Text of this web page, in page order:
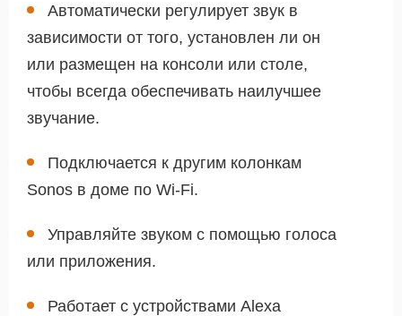
Автоматически регулирует звук в
зависимости от того, установлен ли он
или размещен на консоли или столе,
чтобы всегда обеспечивать наилучшее
звучание.
Подключается к другим колонкам
Sonos в доме по Wi-Fi.
Управляйте звуком с помощью голоса
или приложения.
Работает с устройствами Alexa